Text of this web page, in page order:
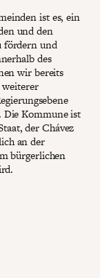
ist es, ein
und den
fördern und
des
wir bereits
Die Kommune ist
der Chávez
an der
bürgerlichen